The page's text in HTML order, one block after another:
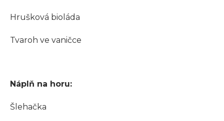
Hrušková bioláda
Tvaroh ve vaničce
Náplň na horu:
Šlehačka